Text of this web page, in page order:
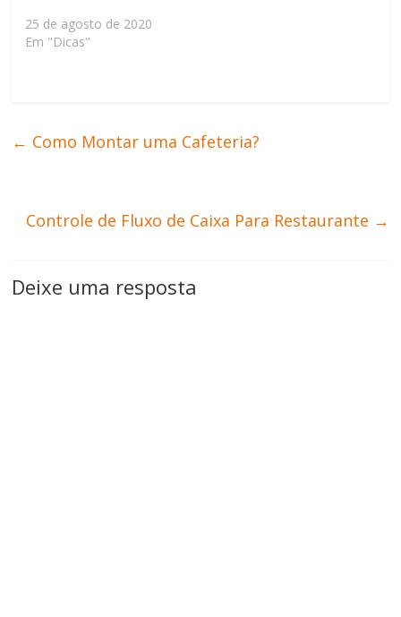
25 de agosto de 2020
Em "Dicas"
← Como Montar uma Cafeteria?
Controle de Fluxo de Caixa Para Restaurante →
Deixe uma resposta